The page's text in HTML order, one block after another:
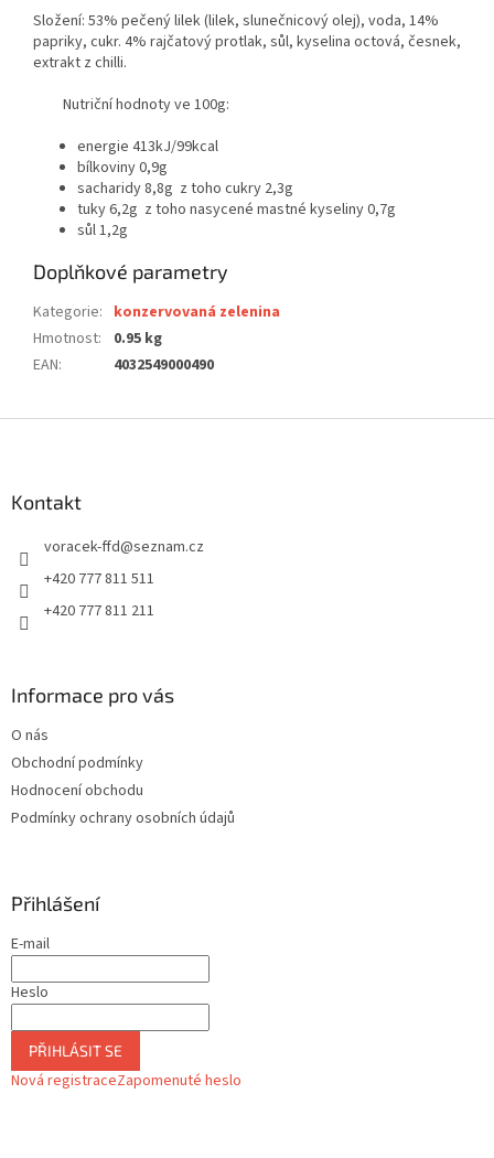
Složení: 53% pečený lilek (lilek, slunečnicový olej), voda, 14%
papriky, cukr. 4% rajčatový protlak, sůl, kyselina octová, česnek,
extrakt z chilli.
Nutriční hodnoty ve 100g:
energie 413kJ/99kcal
bílkoviny 0,9g
sacharidy 8,8g z toho cukry 2,3g
tuky 6,2g z toho nasycené mastné kyseliny 0,7g
sůl 1,2g
Doplňkové parametry
Kategorie: konzervovaná zelenina
Hmotnost:
0.95 kg
EAN: 4032549000490
Kontakt
voracek-ffd@seznam.cz
+420 777 811 511
+420 777 811 211
Informace pro vás
O nás
Obchodní podmínky
Hodnocení obchodu
Podmínky ochrany osobních údajů
Přihlášení
E-mail
Heslo
PŘIHLÁSIT SE
Nová registraceZapomenuté heslo